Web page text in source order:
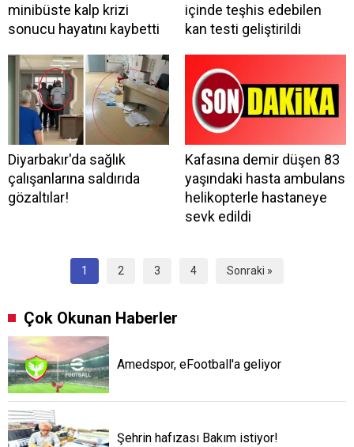
minibüste kalp krizi
sonucu hayatını kaybetti
içinde teşhis edebilen
kan testi geliştirildi
Diyarbakır'da sağlık
çalışanlarına saldırıda
gözaltılar!
Kafasına demir düşen 83
yaşındaki hasta ambulans
helikopterle hastaneye
sevk edildi
1 2 3 4 Sonraki »
Çok Okunan Haberler
Amedspor, eFootball'a geliyor
Şehrin hafızası Bakım istiyor!